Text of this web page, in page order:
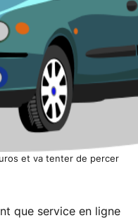
et va tenter de percer
que service en ligne